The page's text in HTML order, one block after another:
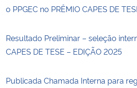
o PPGEC no PRÊMIO CAPES DE
Resultado Preliminar – seleção
CAPES DE TESE – EDIÇÃO 2025
Publicada Chamada Interna para